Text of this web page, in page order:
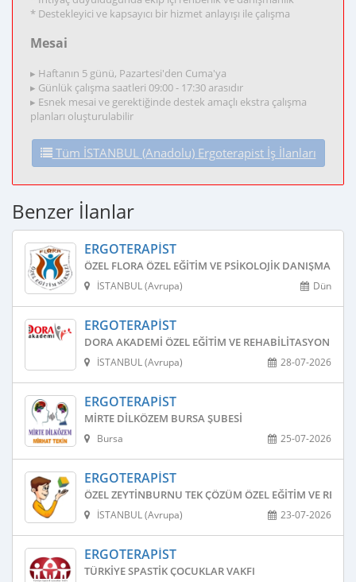
* Destekleyici ve kapsayıcı bir hizmet anlayışı ile çalışma
Mesai
▸ Haftanın 5 günü, Pazartesi'den Cuma'ya
▸ Günlük çalışma saatleri 09:00 - 17:30 arasıdır
▸ Esnek mesai ve gerektiğinde destek amaçlı ekstra çalışma
planları oluşturulabilir
Tüm İSTANBUL (Anadolu) Ergoterapist İş İlanları
Benzer İlanlar
ERGOTERAPIST
ÖZEL FLORA ÖZEL EĞITIM VE PSIKOLOJIK DANIŞMANLIK
Dün
İSTANBUL (Avrupa)
ERGOTERAPIST
DORA AKADEMI ÖZEL EĞITIM VE REHABILITASYON
28-07-2026
İSTANBUL (Avrupa)
ERGOTERAPIST
MIRTE DILKÖZEM BURSA ŞUBESI
25-07-2026
Bursa
ERGOTERAPIST
ÖZEL ZEYTINBURNU TEK ÇÖZÜM ÖZEL EĞITIM VE
23-07-2026
İSTANBUL (Avrupa)
ERGOTERAPIST
TÜRKIYE SPASTIK ÇOCUKLAR VAKFI